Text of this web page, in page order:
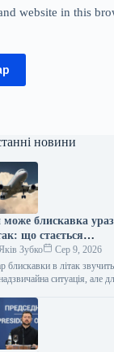
website in this
новини
блискавка
що стається
судном під
Зубко
Сер 9, 2026
блискавки в літак звучить
ситуація, але
Лайнери спеціально
так, щоб